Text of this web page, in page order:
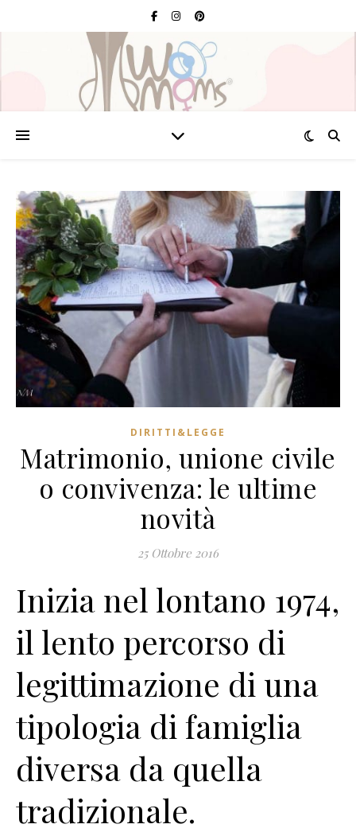
DIRITTI&LEGGE
Matrimonio, unione civile
o convivenza: le ultime
novità
25 Ottobre 2016
Inizia nel lontano 1974,
il lento percorso di
legittimazione di una
tipologia di famiglia
diversa da quella
tradizionale.